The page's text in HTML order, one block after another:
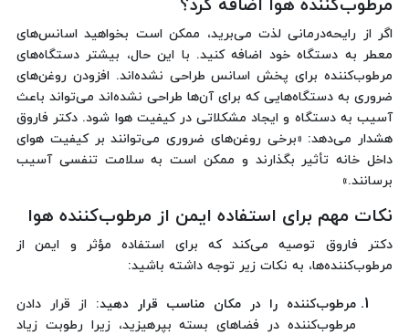
مرطوب‌کننده هوا اضافه کرد؟
اگر از رایحه‌درمانی لذت می‌برید، ممکن است بخواهید اسانس‌های
معطر به دستگاه خود اضافه کنید. با این حال، بیشتر دستگاه‌های
مرطوب‌کننده برای پخش اسانس طراحی نشده‌اند. افزودن روغن‌های
ضروری به دستگاه‌هایی که برای آن‌ها طراحی نشده‌اند می‌تواند باعث
آسیب به دستگاه و ایجاد مشکلاتی در کیفیت هوا شود. دکتر فاروق
هشدار می‌دهد: «برخی روغن‌های ضروری می‌توانند بر کیفیت هوای
داخل خانه تأثیر بگذارند و ممکن است به سلامت تنفسی آسیب
برسانند.»
نکات مهم برای استفاده ایمن از مرطوب‌کننده‌ هوا
دکتر فاروق توصیه می‌کند که برای استفاده مؤثر و ایمن از
مرطوب‌کننده‌ها، به نکات زیر توجه داشته باشید:
مرطوب‌کننده را در مکان مناسب قرار دهید: از قرار دادن
مرطوب‌کننده در فضاهای بسته بپرهیزید، زیرا رطوبت زیاد